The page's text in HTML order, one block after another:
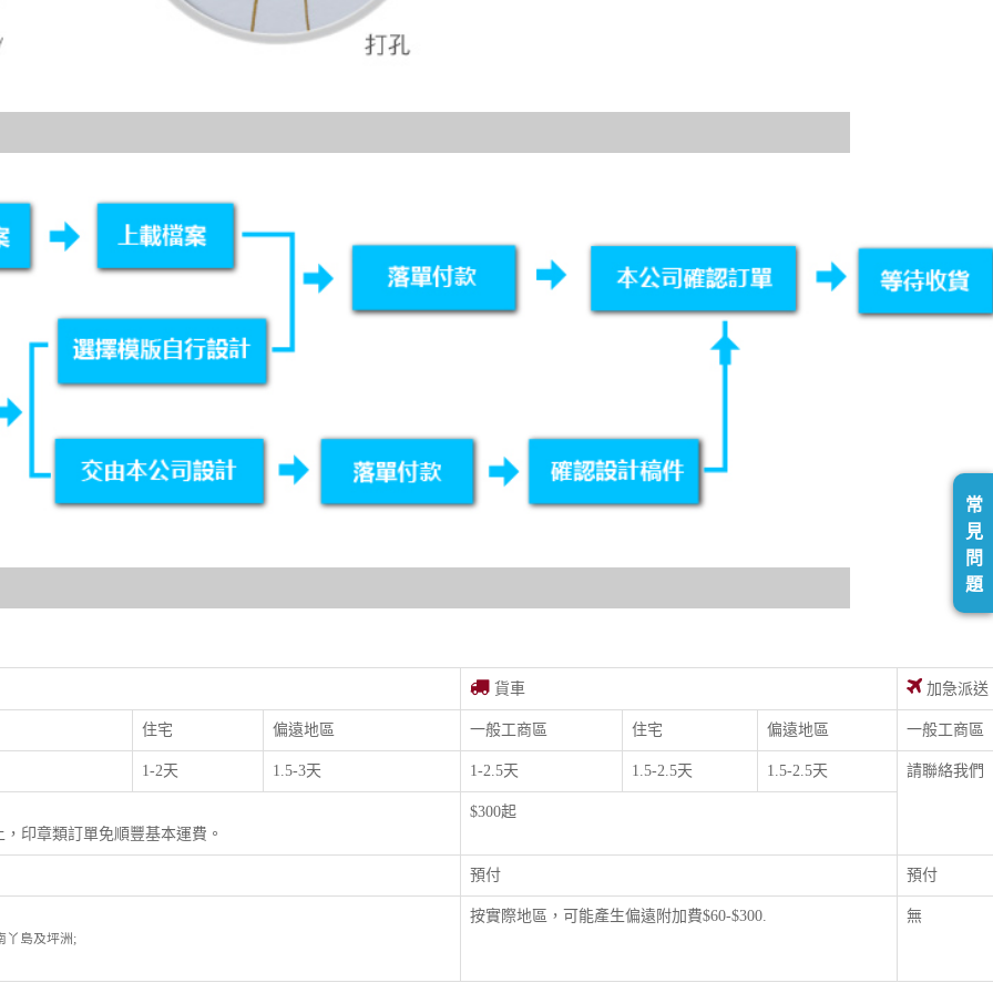
貨車 加急派送
住宅 偏遠地區 一般工商區 住宅 偏遠地區 一般工商區
1-2天 1.5-3天 1-2.5天 1.5-2.5天 1.5-2.5天 請聯絡我們
印章類訂單免順豐基本運費。
$300起
預付 預付
丫島及坪洲;
按實際地區，可能產生偏遠附加費$60-$300. 無
常
見
問
題